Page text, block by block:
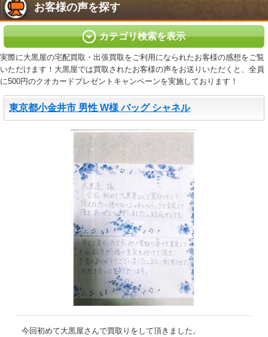
お客様の声を探す
カテゴリ検索を表示
実際に大黒屋の宅配買取・出張買取をご利用になられたお客様の感想をご覧
いただけます！大黒屋では買取されたお客様の声をお送りいただくと、全員
に500円のクオカードプレゼントキャンペーンを実施しております！
東京都小金井市 男性 W様 バッグ シャネル
今回初めて大黒屋さんで買取りをして頂きました。